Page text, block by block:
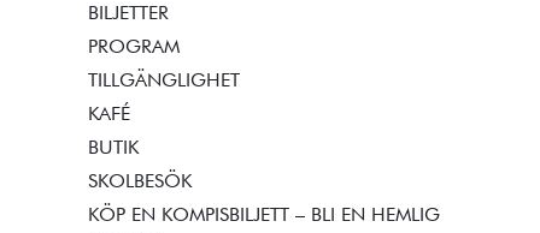
BILJETTER
PROGRAM
TILLGÄNGLIGHET
KAFÉ
BUTIK
SKOLBESÖK
KÖP EN KOMPISBILJETT – BLI EN HEMLIG